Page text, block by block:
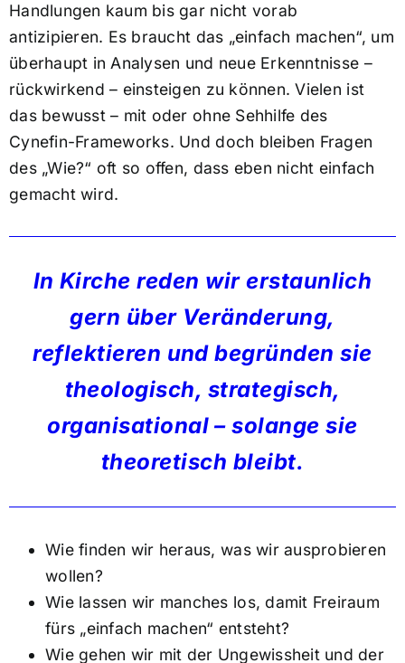
Handlungen kaum bis gar nicht vorab
antizipieren. Es braucht das „einfach machen“, um
überhaupt in Analysen und neue Erkenntnisse –
rückwirkend – einsteigen zu können. Vielen ist
das bewusst – mit oder ohne Sehhilfe des
Cynefin-Frameworks. Und doch bleiben Fragen
des „Wie?“ oft so offen, dass eben nicht einfach
gemacht wird.
In Kirche reden wir erstaunlich
gern über Veränderung,
reflektieren und begründen sie
theologisch, strategisch,
organisational – solange sie
theoretisch bleibt.
Wie finden wir heraus, was wir ausprobieren
wollen?
Wie lassen wir manches los, damit Freiraum
fürs „einfach machen“ entsteht?
Wie gehen wir mit der Ungewissheit und der